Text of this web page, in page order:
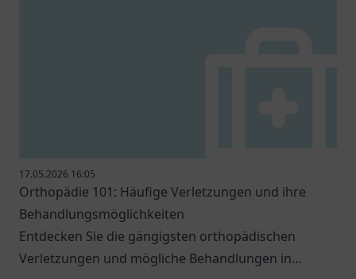
17.05.2026 16:05
Orthopädie 101: Häufige Verletzungen und ihre
Behandlungsmöglichkeiten
Entdecken Sie die gängigsten orthopädischen
Verletzungen und mögliche Behandlungen in